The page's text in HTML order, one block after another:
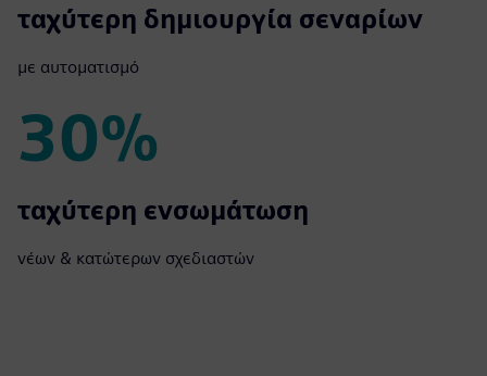
50%
ταχύτερη δημιουργία σεναρίων
με αυτοματισμό
30%
30%
ταχύτερη ενσωμάτωση
νέων & κατώτερων σχεδιαστών